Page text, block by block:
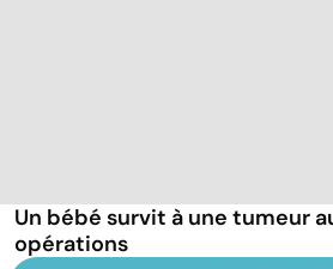
Un bébé survit à une tumeur
opérations